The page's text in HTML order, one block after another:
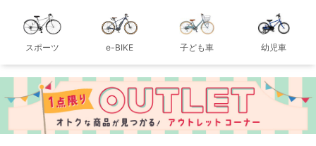
スポーツ e-BIKE 子ども車 幼児車